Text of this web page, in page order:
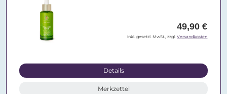
49,90 €
inkl. gesetzl. MwSt., zzgl.Versandkosten
Details
Merkzettel